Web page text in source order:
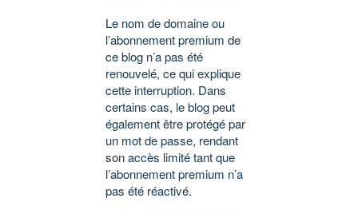
Le nom de domaine ou
l’abonnement premium de
ce blog n’a pas été
renouvelé, ce qui explique
cette interruption. Dans
certains cas, le blog peut
également être protégé par
un mot de passe, rendant
son accès limité tant que
l’abonnement premium n’a
pas été réactivé.